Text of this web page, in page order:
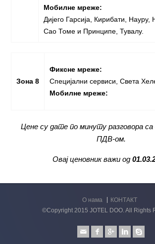
Мобилне мреже:
Дијего Гарсија, Кирибати, Науру,
Сао Томе и Принципе, Тувалу.
Зона8
Фиксне мреже:
Специјални сервиси, Света
Мобилне мреже:
Цене су дате по минуту разговора
ПДВ-ом.
Овај ценовник важи од
О нама
КОНТАКТ
©Copyright 2015 JOTEL DOO. All Rights